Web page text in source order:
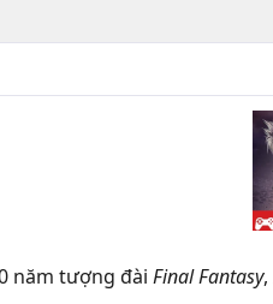
năm tượng đài Final Fantasy,